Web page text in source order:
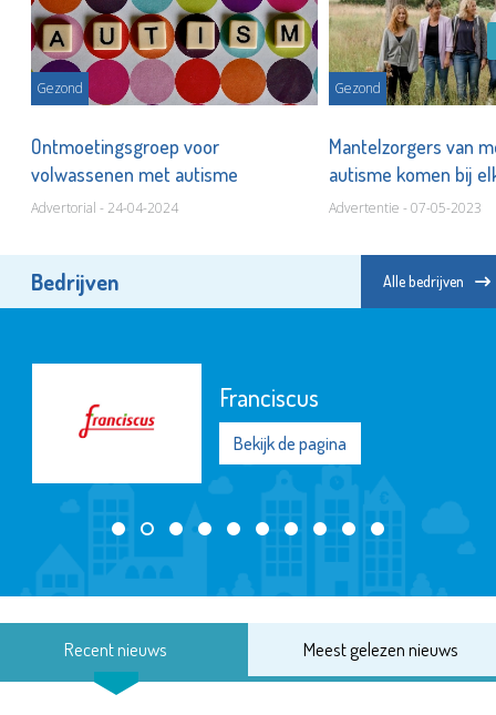
Gezond
Ontmoetingsgroep voor
volwassenen met autisme
Advertorial - 24-04-2024
Gezond
Mantelzorgers van
autisme komen bij
Advertentie - 07-05-2023
Bedrijven Alle bedrijven
Franciscus
Bekijk de pagina
Recent nieuws Meest gelezen nieuws